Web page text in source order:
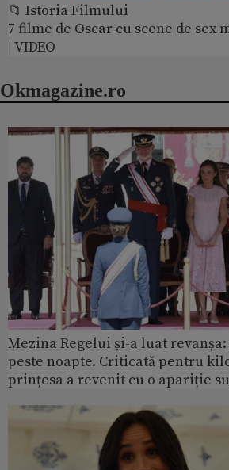
📁 Istoria Filmului
7 filme de Oscar cu scene de
| VIDEO
Okmagazine.ro
Mezina Regelui și-a luat
peste noapte. Criticată pentru
prințesa a revenit cu o apariție